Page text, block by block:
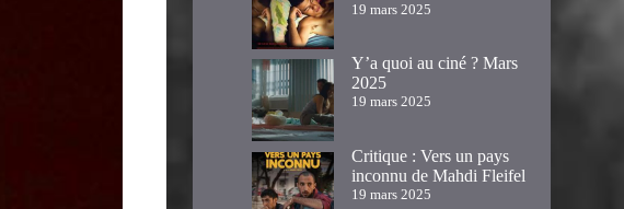
19 mars 2025
Y’a quoi au ciné ? Mars
2025
19 mars 2025
Critique : Vers un pays
inconnu de Mahdi Fleifel
19 mars 2025